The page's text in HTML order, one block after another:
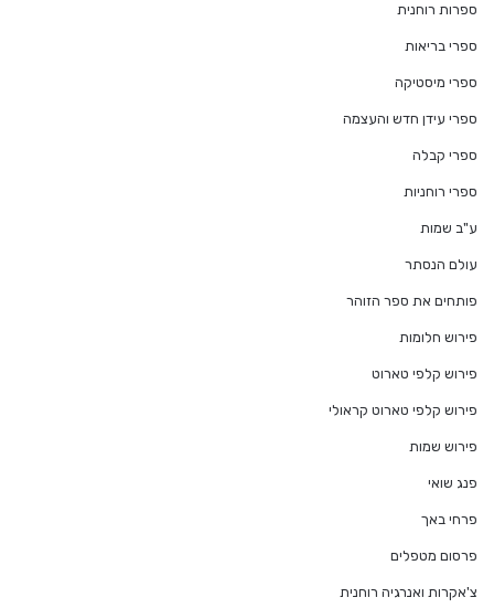
ספרות רוחנית
ספרי בריאות
ספרי מיסטיקה
ספרי עידן חדש והעצמה
ספרי קבלה
ספרי רוחניות
ע"ב שמות
עולם הנסתר
פותחים את ספר הזוהר
פירוש חלומות
פירוש קלפי טארוט
פירוש קלפי טארוט קראולי
פירוש שמות
פנג שואי
פרחי באך
פרסום מטפלים
צ'אקרות ואנרגיה רוחנית